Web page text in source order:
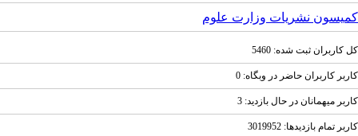
نشریات وزارت علوم
ثبت شده: 5460
کاربران حاضر در وبگاه: 0
ميهمانان در حال بازديد: 3
تمام بازديد‌ها: 3019952